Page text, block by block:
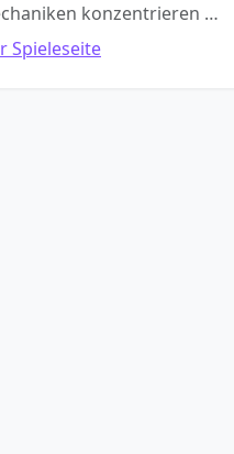
konzentrieren …
Spieleseite